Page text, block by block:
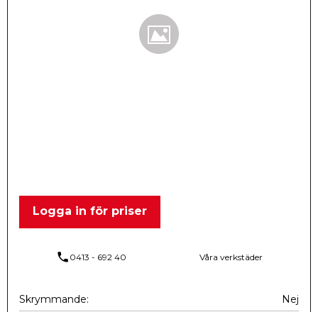
Logga in för priser
phone 0413 - 692 40 Våra verkstäder
Skrymmande
Nej